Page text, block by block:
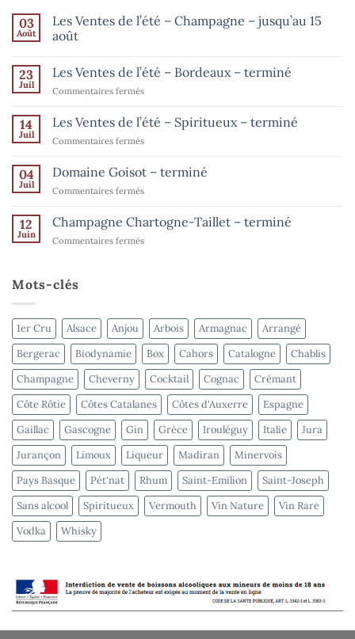
03
Août
Les Ventes de l’été – Champagne – jusqu’au 15
août
sur
Ventes
–
août
23
Juil
Les Ventes de l’été – Bordeaux – terminé
Commentaires ferméssur
Ventes
de
l’été
Bordeaux
terminé
14
Juil
Les Ventes de l’été – Spiritueux – terminé
Commentaires ferméssur
Ventes
de
l’été
Spiritueux
terminé
04
Juil
Domaine Goisot – terminé
Commentaires ferméssur
Goisot
–
terminé
12
Juin
Champagne Chartogne-Taillet – terminé
Commentaires ferméssur
Mots-clés
1er Cru Alsace Anjou Arbois Armagnac
Arrangé
Bergerac
Biodynamie Box Cahors Catalogne
Chablis
Champagne
Cheverny Cocktail Cognac
Crémant
Côte Rôtie
Côtes Catalanes Côtes d'Auxerre
Espagne
Gaillac
Gascogne Gin Grèce Irouléguy Italie
Jura
Jurançon
Limoux Liqueur Madiran
Minervois
Pays Basque
Pét'nat Rhum Saint-Emilion
Saint-Joseph
Sans alcool
Spiritueux Vermouth Vin Nature
Vin Rare
Vodka
Whisky